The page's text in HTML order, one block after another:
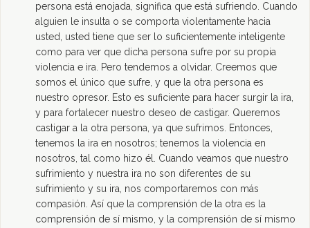
persona está enojada, significa que está sufriendo. Cuando
alguien le insulta o se comporta violentamente hacia
usted, usted tiene que ser lo suficientemente inteligente
como para ver que dicha persona sufre por su propia
violencia e ira. Pero tendemos a olvidar. Creemos que
somos el único que sufre, y que la otra persona es
nuestro opresor. Esto es suficiente para hacer surgir la ira,
y para fortalecer nuestro deseo de castigar. Queremos
castigar a la otra persona, ya que sufrimos. Entonces,
tenemos la ira en nosotros; tenemos la violencia en
nosotros, tal como hizo él. Cuando veamos que nuestro
sufrimiento y nuestra ira no son diferentes de su
sufrimiento y su ira, nos comportaremos con más
compasión. Así que la comprensión de la otra es la
comprensión de sí mismo, y la comprensión de sí mismo